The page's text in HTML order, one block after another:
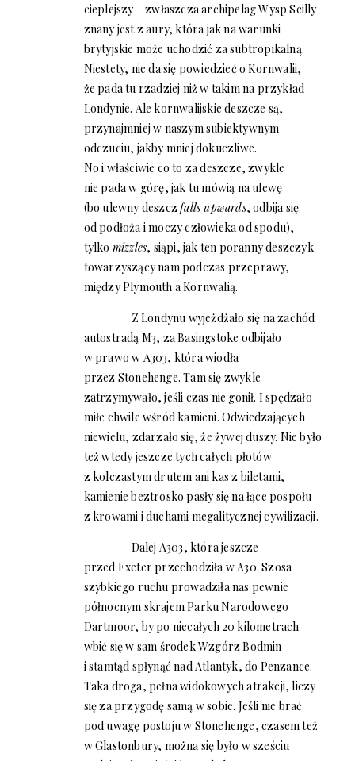
cieplejszy – zwłaszcza archipelag Wysp Scilly
znany jest z aury, która jak na warunki
brytyjskie może uchodzić za subtropikalną.
Niestety, nie da się powiedzieć o Kornwalii,
że pada tu rzadziej niż w takim na przykład
Londynie. Ale kornwalijskie deszcze są,
przynajmniej w naszym subiektywnym
odczuciu, jakby mniej dokuczliwe.
No i właściwie co to za deszcze, zwykle
nie pada w górę, jak tu mówią na ulewę
(bo ulewny deszczfalls upwards, odbija się
od podłoża i moczy człowieka od spodu),
tylko mizzles, siąpi, jak ten poranny deszczyk
towarzyszący nam podczas przeprawy,
między Plymouth a Kornwalią.
Z Londynu wyjeżdżało się na zachód
autostradą M3, za Basingstoke odbijało
w prawo w A303, która wiodła
przez Stonehenge. Tam się zwykle
zatrzymywało, jeśli czas nie gonił. I spędzało
miłe chwile wśród kamieni. Odwiedzających
niewielu, zdarzało się, że żywej duszy. Nie było
też wtedy jeszcze tych całych płotów
z kolczastym drutem ani kas z biletami,
kamienie beztrosko pasły się na łące pospołu
z krowami i duchami megalitycznej cywilizacji.
Dalej A303, która jeszcze
przed Exeter przechodziła w A30. Szosa
szybkiego ruchu prowadziła nas pewnie
północnym skrajem Parku Narodowego
Dartmoor, by po niecałych 20 kilometrach
wbić się w sam środek Wzgórz Bodmin
i stamtąd spłynąć nad Atlantyk, do Penzance.
Taka droga, pełna widokowych atrakcji, liczy
się za przygodę samą w sobie. Jeśli nie brać
pod uwagę postoju w Stonehenge, czasem też
w Glastonbury, można się było w sześciu